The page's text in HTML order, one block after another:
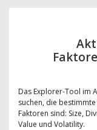
Das Explorer-Tool im
suchen, die
Faktoren sind: Size,
Value und Volatility.